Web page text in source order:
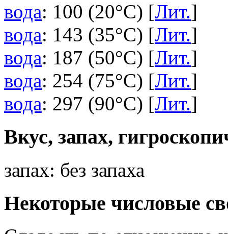
вода: 100 (20°C) [Лит.]
вода: 143 (35°C) [Лит.]
вода: 187 (50°C) [Лит.]
вода: 254 (75°C) [Лит.]
вода: 297 (90°C) [Лит.]
Вкус, запах,
запах: без запаха
Некоторые числовые